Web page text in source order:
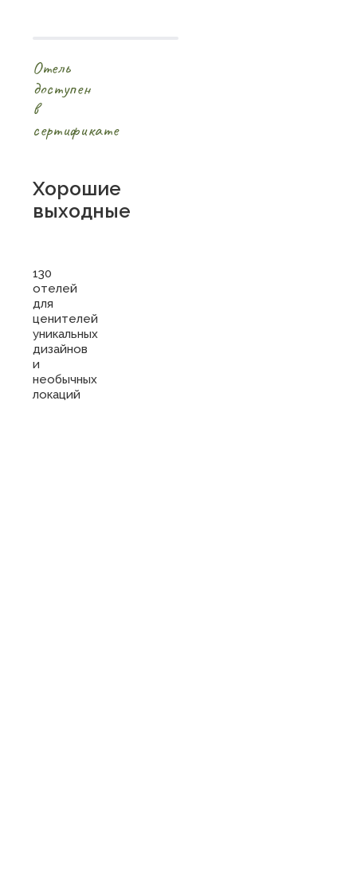
Отель
доступен
в
сертификате
Хорошие
выходные
130
отелей
для
ценителей
уникальных
дизайнов
и
необычных
локаций